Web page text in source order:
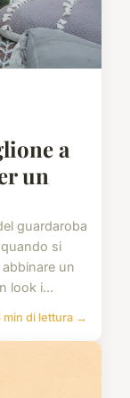
a
un
guardaroba
si
un
look i...
min di lettura →